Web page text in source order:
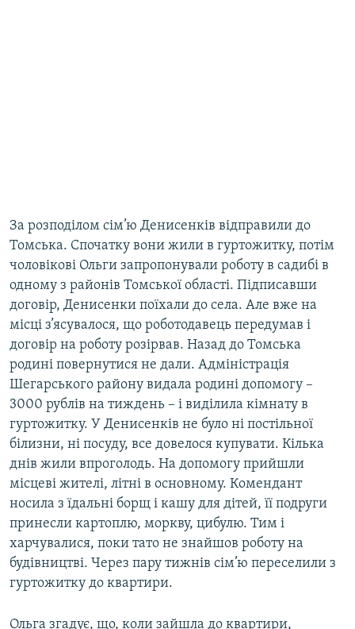
За розподілом сім’ю Денисенків відправили до
Томська. Спочатку вони жили в гуртожитку, потім
чоловікові Ольги запропонували роботу в садибі в
одному з районів Томської області. Підписавши
договір, Денисенки поїхали до села. Але вже на
місці з’ясувалося, що роботодавець передумав і
договір на роботу розірвав. Назад до Томська
родині повернутися не дали. Адміністрація
Шегарського району видала родині допомогу –
3000 рублів на тиждень – і виділила кімнату в
гуртожитку. У Денисенків не було ні постільної
білизни, ні посуду, все довелося купувати. Кілька
днів жили впроголодь. На допомогу прийшли
місцеві жителі, літні в основному. Комендант
носила з їдальні борщ і кашу для дітей, її подруги
принесли картоплю, моркву, цибулю. Тим і
харчувалися, поки тато не знайшов роботу на
будівництві. Через пару тижнів сім’ю переселили з
гуртожитку до квартири.
Ольга згадує, що, коли зайшла до квартири,